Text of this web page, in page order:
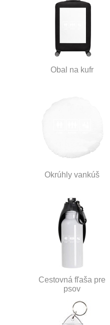
Obal na kufr
Okrúhly vankúš
Cestovná fľaša pre
psov